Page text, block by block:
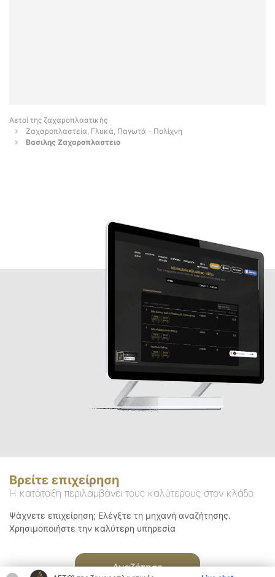
Αετοί της ζαχαροπλαστικής
Ζαχαροπλαστεία, Γλυκά, Παγωτά - Πολίχνη
Βασιλης Ζαχαροπλαστειο
Βρείτε επιχείρηση
Η κατάταξη περιλαμβάνει τους καλύτερους στον κλάδο
Ψάχνετε επιχείρηση; Ελέγξτε τη μηχανή αναζήτησης.
Χρησιμοποιήστε την καλύτερη υπηρεσία
Αναζήτηση